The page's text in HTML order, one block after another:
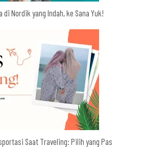
Nordik yang Indah, ke Sana Yuk!
Saat Traveling: Pilih yang Pas